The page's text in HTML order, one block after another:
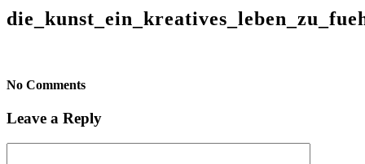
No Comments
Leave a Reply